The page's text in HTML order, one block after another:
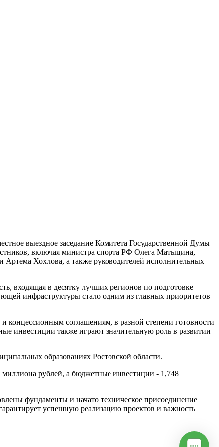
выездное заседание Комитета Государственной Думы
включая министра спорта РФ Олега Матыцина,
Артема Хохлова, а также руководителей исполнительных
входящая в десятку лучших регионов по подготовке
инфраструктуры стало одним из главных приоритетов
концессионным соглашениям, в разной степени готовности
инвестиции также играют значительную роль в развитии
образованиях Ростовской области.
миллиона рублей, а бюджетные инвестиции - 1,748
фундаменты и начато техническое присоединение
успешную реализацию проектов и важность